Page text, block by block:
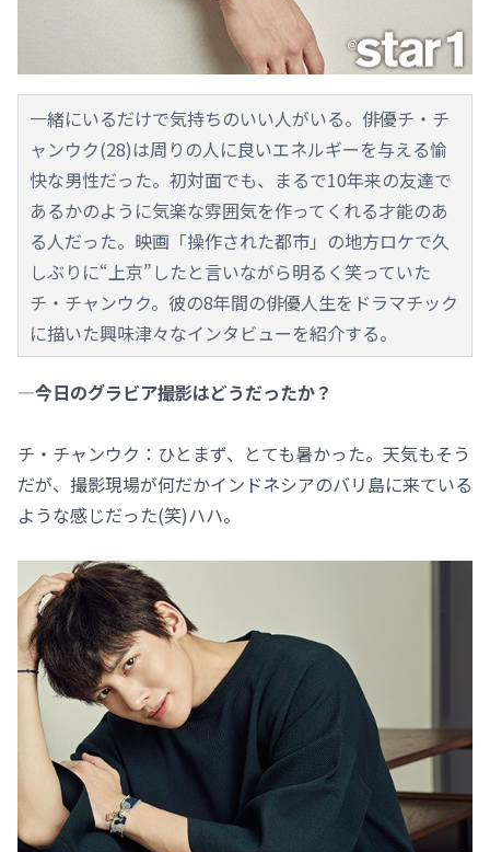
一緒にいるだけで気持ちのいい人がいる。俳優チ・チ
ャンウク(28)は周りの人に良いエネルギーを与える愉
快な男性だった。初対面でも、まるで10年来の友達で
あるかのように気楽な雰囲気を作ってくれる才能のあ
る人だった。映画「操作された都市」の地方ロケで久
しぶりに“上京”したと言いながら明るく笑っていた
チ・チャンウク。彼の8年間の俳優人生をドラマチック
に描いた興味津々なインタビューを紹介する。
―今日のグラビア撮影はどうだったか？
チ・チャンウク：ひとまず、とても暑かった。天気もそう
だが、撮影現場が何だかインドネシアのバリ島に来ている
ような感じだった(笑)ハハ。